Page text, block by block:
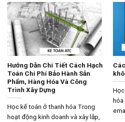
Hướng Dẫn Chi Tiết Cách Hạch
Toán Chi Phí Bảo Hành Sản
Phẩm, Hàng Hóa Và Công
Trình Xây Dựng
Học kế toán ở thanh hóa Trong
hoạt động kinh doanh và xây lắp,
hóa